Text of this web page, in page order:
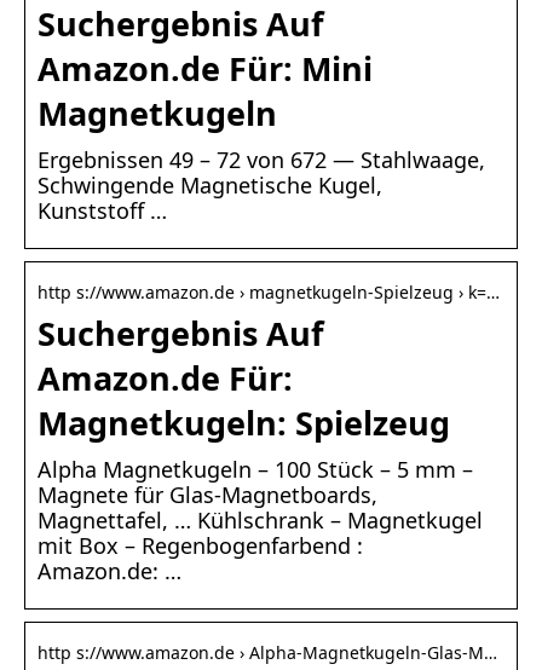
Suchergebnis Auf
Amazon.de Für: Mini
Magnetkugeln
Ergebnissen 49 – 72 von 672 — Stahlwaage,
Schwingende Magnetische Kugel,
Kunststoff …
http s://www.amazon.de › magnetkugeln-Spielzeug › k=…
Suchergebnis Auf
Amazon.de Für:
Magnetkugeln: Spielzeug
Alpha Magnetkugeln – 100 Stück – 5 mm –
Magnete für Glas-Magnetboards,
Magnettafel, … Kühlschrank – Magnetkugel
mit Box – Regenbogenfarbend :
Amazon.de: …
http s://www.amazon.de › Alpha-Magnetkugeln-Glas-M…